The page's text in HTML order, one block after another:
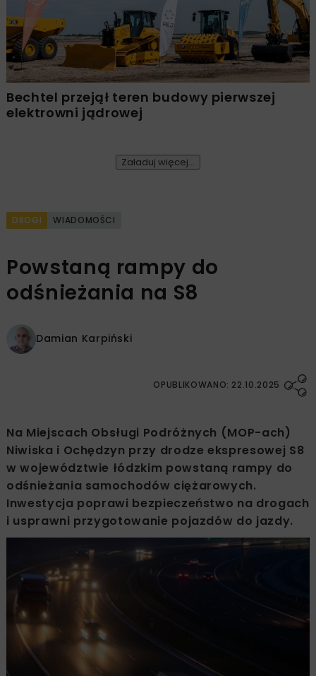
Bechtel przejął teren budowy pierwszej
elektrowni jądrowej
Załaduj więcej...
DROGI WIADOMOŚCI
Powstaną rampy do
odśnieżania na S8
Damian Karpiński
OPUBLIKOWANO: 22.10.2025
Na Miejscach Obsługi Podróżnych (MOP-ach)
Niwiska i Ochędzyn przy drodze ekspresowej S8
w województwie łódzkim powstaną rampy do
odśnieżania samochodów ciężarowych.
Inwestycja poprawi bezpieczeństwo na drogach
i usprawni przygotowanie pojazdów do jazdy.